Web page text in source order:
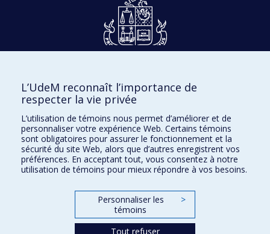
Accès protégé
Facebook|Twitter
LinkedIn|Instagram
L’UdeM reconnaît l’importance de
respecter la vie privée
L’utilisation de témoins nous permet d’améliorer et de
personnaliser votre expérience Web. Certains témoins
sont obligatoires pour assurer le fonctionnement et la
sécurité du site Web, alors que d’autres enregistrent vos
préférences. En acceptant tout, vous consentez à notre
utilisation de témoins pour mieux répondre à vos besoins.
Personnaliser les
témoins
>
Tout refuser